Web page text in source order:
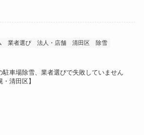
業者選び 法人・店舗 清田区 除雪
駐車場除雪、業者選びで失敗していません
清田区】